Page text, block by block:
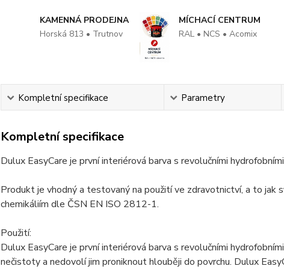
KAMENNÁ PRODEJNA
Horská 813 • Trutnov
MÍCHACÍ CENTRUM
RAL • NCS • Acomix
Kompletní specifikace Parametry
Kompletní specifikace
Dulux EasyCare je první interiérová barva s revolučními
Produkt je vhodný a testovaný na použití ve zdravotnictví, a to
chemikáliím dle ČSN EN ISO 2812-1.
Použití:
Dulux EasyCare je první interiérová barva s revolučními
nečistoty a nedovolí jim proniknout hlouběji do povrchu. Dulux